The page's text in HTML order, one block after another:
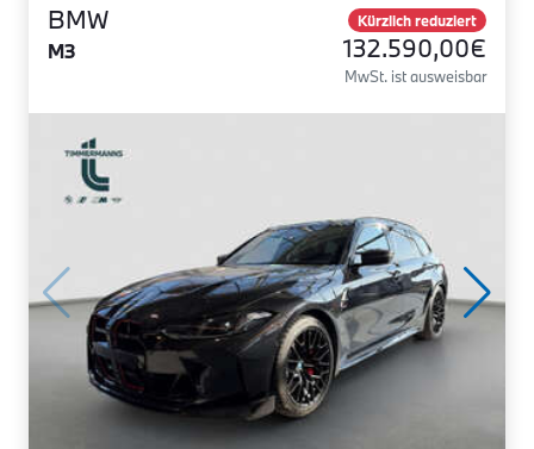
BMW
M3
Kürzlich reduziert
132.590,00€
MwSt. ist ausweisbar